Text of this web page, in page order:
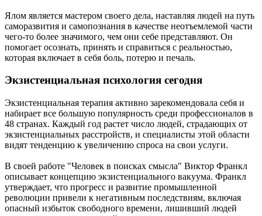
Ялом является мастером своего дела, наставляя людей на путь
саморазвития и самопознания в качестве неотъемлемой части
чего-то более значимого, чем они себе представляют. Он
помогает осознать, принять и справиться с реальностью,
которая включает в себя боль, потерю и печаль.
Экзистенциальная психология сегодня
Экзистенциальная терапия активно зарекомендовала себя и
набирает все большую популярность среди профессионалов в
48 странах. Каждый год растет число людей, страдающих от
экзистенциальных расстройств, и специалисты этой области
видят тенденцию к увеличению спроса на свои услуги.
В своей работе "Человек в поисках смысла" Виктор Франкл
описывает концепцию экзистенциального вакуума. Франкл
утверждает, что прогресс и развитие промышленной
революции привели к негативным последствиям, включая
опасный избыток свободного времени, лишивший людей